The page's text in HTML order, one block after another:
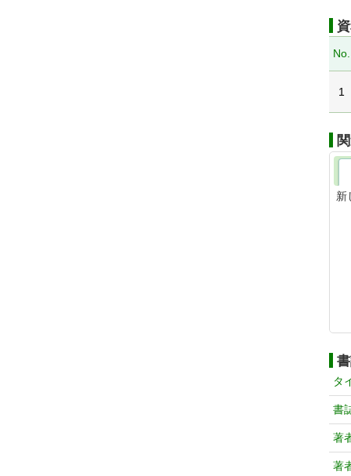
No.
1
新
タ
書
著
著